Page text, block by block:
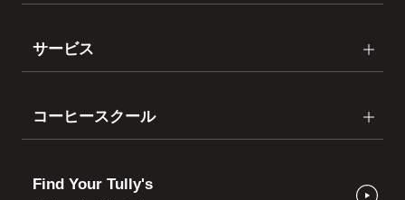
サービス
コーヒースクール
Find Your Tully's